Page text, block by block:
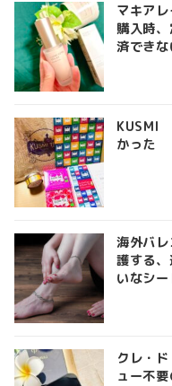
マキア
購入時
済できな
KUSMI
かった
海外バ
護する
いなシ
クレ・
ュー不